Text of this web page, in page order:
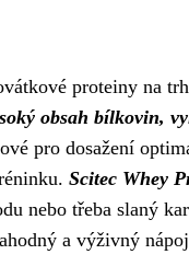
proteiny na
obsah bílkovin,
pro dosažení
Scitec Whey
nebo třeba slaný
a výživný